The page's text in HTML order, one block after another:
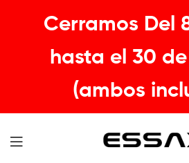
Cerramos Del
hasta el 30
(ambos